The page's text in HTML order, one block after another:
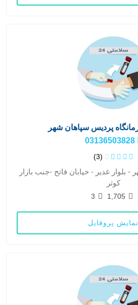
پردیس سپاهان شهر
03136503828
(3)
بلوار غدیر - خیابان فاتح -جنب بازار
کوثر
1,705
3
نمایش پروفایل